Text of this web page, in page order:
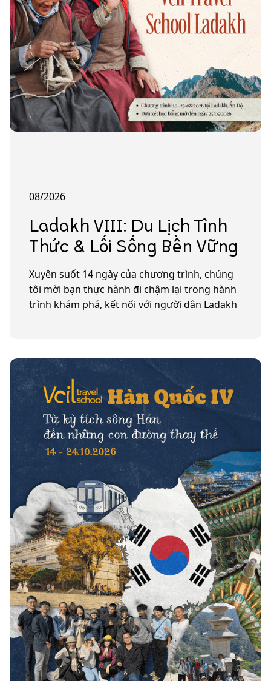
08/2026
Ladakh VIII: Du Lịch Tỉnh
Thức & Lối Sống Bền Vững
Xuyên suốt 14 ngày của chương trình, chúng
tôi mời bạn thực hành đi chậm lại trong hành
trình khám phá, kết nối với người dân Ladakh